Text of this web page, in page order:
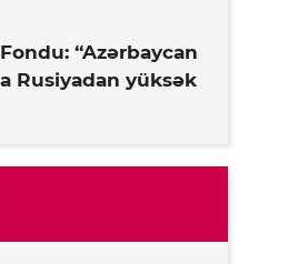
“Azərbaycan
Rusiyadan yüksək